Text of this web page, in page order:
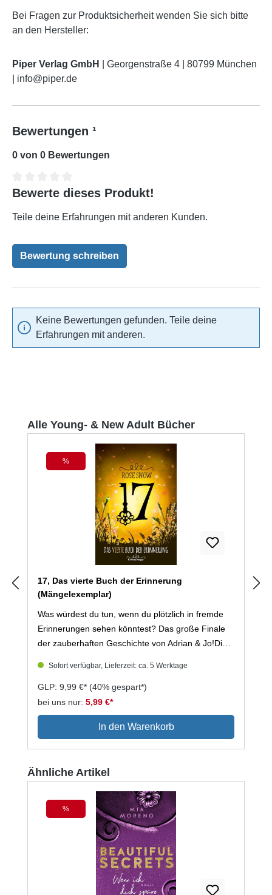
Bei Fragen zur Produktsicherheit wenden Sie sich bitte
an den Hersteller:
Piper Verlag GmbH
| Georgenstraße 4 | 80799 München
| info@piper.de
Bewertungen ¹
0 von 0 Bewertungen
Durchschnittliche Bewertung von 0 von 5 Sternen
Bewerte dieses Produkt!
Teile deine Erfahrungen mit anderen Kunden.
Bewertung schreiben
Keine Bewertungen gefunden. Teile deine
Erfahrungen mit anderen.
Produktgalerie überspringen
Alle Young- & New Adult Bücher
Rabatt
%
17, Das vierte Buch der Erinnerung
(Mängelexemplar)
Was würdest du tun, wenn du plötzlich in fremde
Erinnerungen sehen könntest? Das große Finale
der zauberhaften Geschichte von Adrian & Jo!Die
aufatmen und sich auf ihr Abitur vorbereiten. Als
dann jedoch eine kryptische Weissagung auftaucht
und eigenartige Dinge in ihrem Umfeld passieren,
können Adrian und Jo sich nicht sicher sein, ob die
Gefahr wirklich gebannt ist. Selbst Conny und Finn
und wer ist Feind?"17 - Das vierte Buch der
Romantasy-Reihe "Die Bücher der Erinnerung".
Die Reihe ist abgeschlossen!17 - Das erste Buch
der Erinnerung17 - Das zweite Buch der
Erinnerung17 - Das dritte Buch der Erinnerung17 -
Das vierte Buch der Erinnerung
Sofort verfügbar, Lieferzeit: ca. 5 Werktage
GLP: 9,99 €* (40% gespart*)
bei uns nur: 5,99 €*
In den Warenkorb
Produktgalerie überspringen
Ähnliche Artikel
Rabatt
%